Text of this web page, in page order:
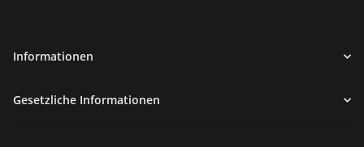
Informationen
Gesetzliche Informationen